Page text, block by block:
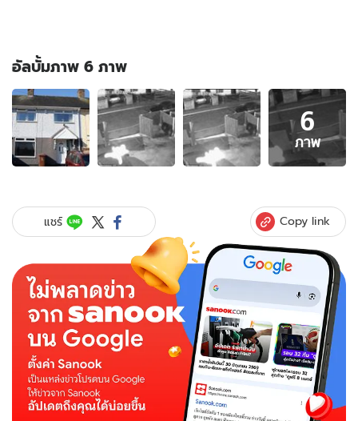
อัลบั้มภาพ 6 ภาพ
อัลบั้ม
ภาพ
6
ภาพ
ของ
คลิป
วงจรปิด
ภาพ
คล้าย
วิญญาณ
เด็ก
ผ่าน
6
ภาพ
แชร์ Copy link